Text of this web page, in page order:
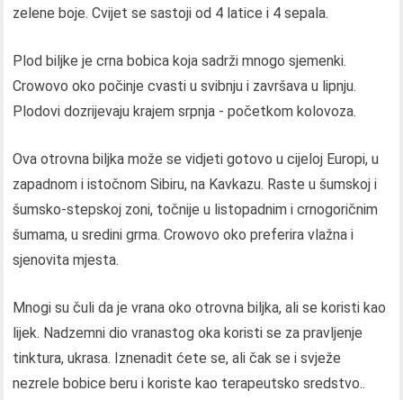
zelene boje. Cvijet se sastoji od 4 latice i 4 sepala.
Plod biljke je crna bobica koja sadrži mnogo sjemenki.
Crowovo oko počinje cvasti u svibnju i završava u lipnju.
Plodovi dozrijevaju krajem srpnja - početkom kolovoza.
Ova otrovna biljka može se vidjeti gotovo u cijeloj Europi, u
zapadnom i istočnom Sibiru, na Kavkazu. Raste u šumskoj i
šumsko-stepskoj zoni, točnije u listopadnim i crnogoričnim
šumama, u sredini grma. Crowovo oko preferira vlažna i
sjenovita mjesta.
Mnogi su čuli da je vrana oko otrovna biljka, ali se koristi kao
lijek. Nadzemni dio vranastog oka koristi se za pravljenje
tinktura, ukrasa. Iznenadit ćete se, ali čak se i svježe
nezrele bobice beru i koriste kao terapeutsko sredstvo..